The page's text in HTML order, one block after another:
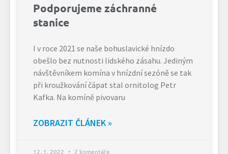
Podporujeme záchranné
stanice
I v roce 2021 se naše bohuslavické hnízdo
obešlo bez nutnosti lidského zásahu. Jediným
návštěvníkem komína v hnízdní sezóně se tak
při kroužkování čápat stal ornitolog Petr
Kafka. Na komíně pivovaru
ZOBRAZIT ČLÁNEK »
12. 1. 2022 2 komentáře